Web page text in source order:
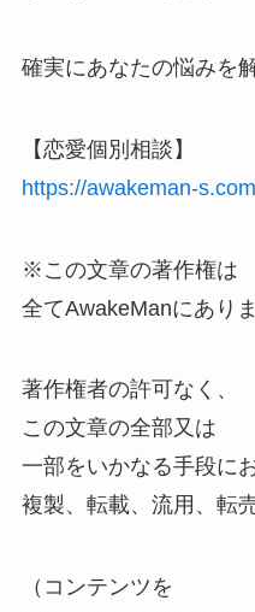
確実にあなたの悩みを
【恋愛個別相談】
https://awakeman-
※この文章の著作権は
全てAwakeManにありま
著作権者の許可なく、
この文章の全部又は
一部をいかなる手段に
複製、転載、流用、転
（コンテンツを